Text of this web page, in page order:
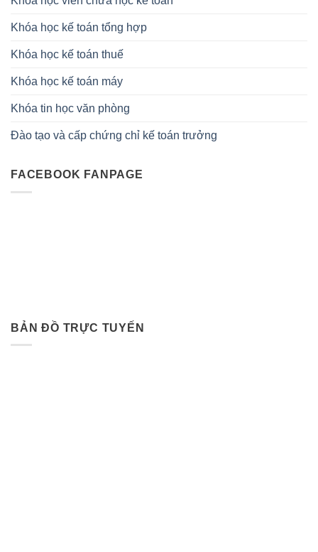
Khóa học kế toán tổng hợp
Khóa học kế toán thuế
Khóa học kế toán máy
Khóa tin học văn phòng
Đào tạo và cấp chứng chỉ kế toán trưởng
FACEBOOK FANPAGE
BẢN ĐỒ TRỰC TUYẾN